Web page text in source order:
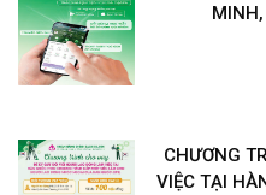
CHƯƠNG
VIỆC TẠI